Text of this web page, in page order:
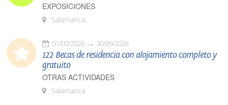
EXPOSICIONES
Salamanca
01/07/2026 30/09/2026
122 Becas de residencia con alojamiento completo y
gratuito
OTRAS ACTIVIDADES
Salamanca